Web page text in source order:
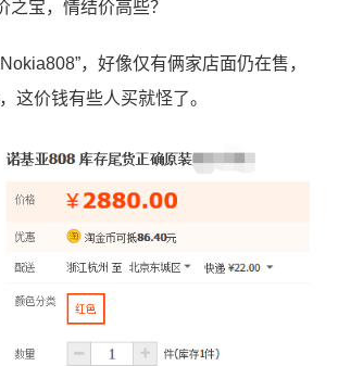
，好像仅有俩家店面仍在售，
这价钱有些人买就怪了。